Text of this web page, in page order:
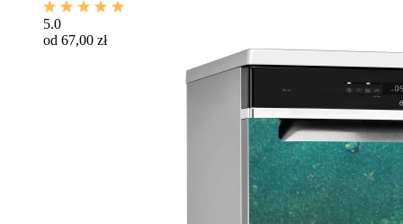
5.0
od 67,00 zł